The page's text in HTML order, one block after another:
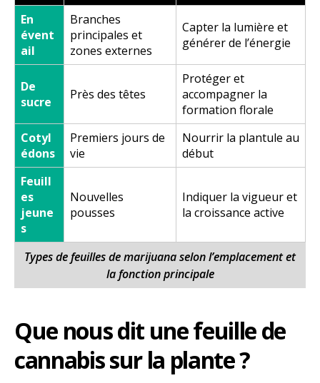
Types de feuilles de marijuana selon l’emplacement et
la fonction principale
En
évent
ail
Branches
principales et
zones externes
Capter la lumière et
générer de l’énergie
De
sucre
Près des têtes
Protéger et
accompagner la
formation florale
Cotyl
édons
Premiers jours de
vie
Nourrir la plantule au
début
Feuill
es
jeune
s
Nouvelles
pousses
Indiquer la vigueur et
la croissance active
Que nous dit une feuille de
cannabis sur la plante ?